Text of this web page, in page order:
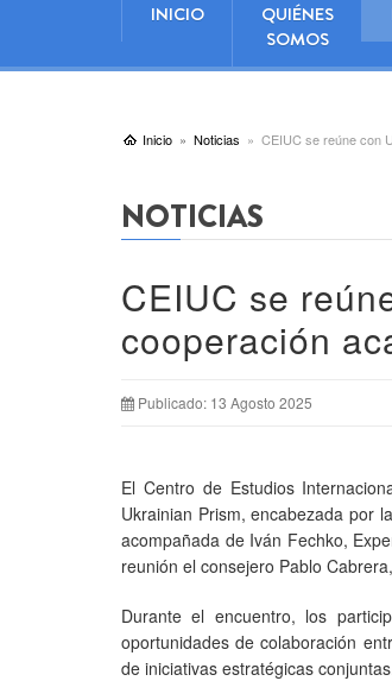
INICIO
QUIÉNES
SOMOS
Inicio Noticias CEIUC se reúne con
NOTICIAS
CEIUC se
cooperación
Publicado: 13 Agosto 2025
El Centro de Estudios
Ukrainian Prism, encabezada por
acompañada de Iván Fechko,
reunión el consejero Pablo
Durante el encuentro, los
oportunidades de colaboración
de iniciativas estratégicas